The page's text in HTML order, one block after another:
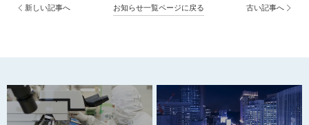
新しい記事へ お知らせ一覧ページに戻る 古い記事へ